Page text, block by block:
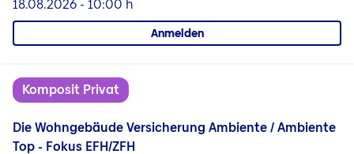
18.08.2026- 10:00 h
Anmelden
Komposit Privat
Die Wohngebäude Versicherung Ambiente / Ambiente
Top - Fokus EFH/ZFH